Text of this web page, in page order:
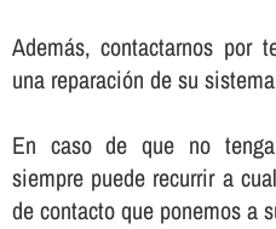
Además, contactarnos por
una reparación de su
En caso de que no
siempre puede recurrir a
de contacto que ponemos a